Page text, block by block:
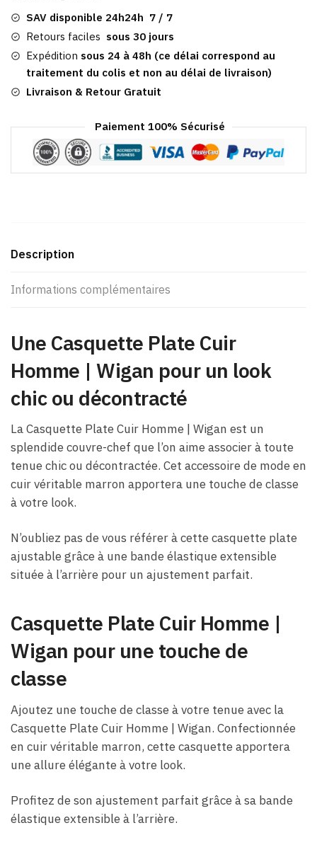
Homme​
|
Wigan
SAV disponible 24h24h 7 / 7
Retours faciles sous 30 jours
Expédition sous 24 à 48h (ce délai correspond au
traitement du colis et non au délai de livraison)
Livraison & Retour Gratuit
Paiement 100% Sécurisé
Description
Informations complémentaires
Une Casquette Plate Cuir
Homme​ | Wigan pour un look
chic ou décontracté
La Casquette Plate Cuir Homme​ | Wigan est un
splendide couvre-chef que l’on aime associer à toute
tenue chic ou décontractée. Cet accessoire de mode en
cuir véritable marron apportera une touche de classe
à votre look.
N’oubliez pas de vous référer à cette casquette plate
ajustable grâce à une bande élastique extensible
située à l’arrière pour un ajustement parfait.
Casquette Plate Cuir Homme​ |
Wigan pour une touche de
classe
Ajoutez une touche de classe à votre tenue avec la
Casquette Plate Cuir Homme​ | Wigan. Confectionnée
en cuir véritable marron, cette casquette apportera
une allure élégante à votre look.
Profitez de son ajustement parfait grâce à sa bande
élastique extensible à l’arrière.